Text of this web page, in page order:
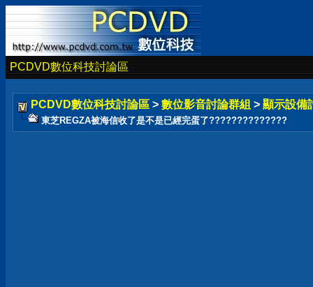
PCDVD數位科技討論區
PCDVD數位科技討論區 > 數位影音討論群組 > 顯示設備
東芝REGZA被海信收了是不是已經完蛋了??????????????